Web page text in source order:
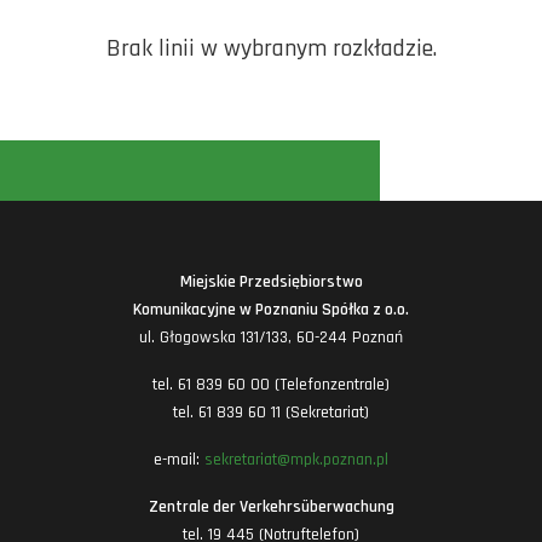
Brak linii w wybranym rozkładzie.
Miejskie Przedsiębiorstwo
Komunikacyjne w Poznaniu Spółka z o.o.
ul. Głogowska 131/133, 60-244 Poznań
tel. 61 839 60 00 (Telefonzentrale)
tel. 61 839 60 11 (Sekretariat)
e-mail: sekretariat@mpk.poznan.pl
Zentrale der Verkehrsüberwachung
tel. 19 445 (Notruftelefon)